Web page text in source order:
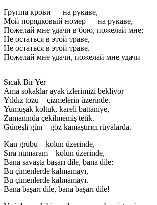
Группа крови — на рукаве,
Мой порядковый номер — на рукаве,
Пожелай мне удачи в бою, пожелай мне:
Не остаться в этой траве,
Не остаться в этой траве.
Пожелай мне удачи, пожелай мне удачи
Sıcak Bir Yer
Ama sokaklar ayak izlerimizi bekliyor
Yıldız tozu – çizmelerin üzerinde.
Yumuşak koltuk, kareli battaniye,
Zamanında çekilmemiş tetik.
Güneşli gün – göz kamaştırıcı rüyalarda.
Kan grubu – kolun üzerinde,
Sıra numaram – kolun üzerinde,
Bana savaşta başarı dile, bana dile:
Bu çimenlerde kalmamayı,
Bu çimenlerde kalmamayı.
Bana başarı dile, bana başarı dile!